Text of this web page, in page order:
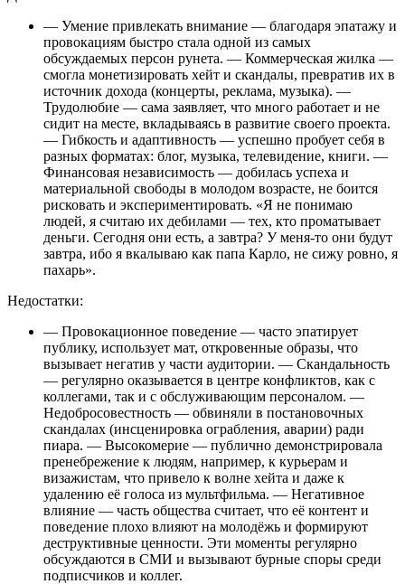
— Умение привлекать внимание — благодаря эпатажу и
провокациям быстро стала одной из самых
обсуждаемых персон рунета. — Коммерческая жилка —
смогла монетизировать хейт и скандалы, превратив их в
источник дохода (концерты, реклама, музыка). —
Трудолюбие — сама заявляет, что много работает и не
сидит на месте, вкладываясь в развитие своего проекта.
— Гибкость и адаптивность — успешно пробует себя в
разных форматах: блог, музыка, телевидение, книги. —
Финансовая независимость — добилась успеха и
материальной свободы в молодом возрасте, не боится
рисковать и экспериментировать. «Я не понимаю
людей, я считаю их дебилами — тех, кто проматывает
деньги. Сегодня они есть, а завтра? У меня-то они будут
завтра, ибо я вкалываю как папа Карло, не сижу ровно, я
пахарь».
Недостатки:
— Провокационное поведение — часто эпатирует
публику, использует мат, откровенные образы, что
вызывает негатив у части аудитории. — Скандальность
— регулярно оказывается в центре конфликтов, как с
коллегами, так и с обслуживающим персоналом. —
Недобросовестность — обвиняли в постановочных
скандалах (инсценировка ограбления, аварии) ради
пиара. — Высокомерие — публично демонстрировала
пренебрежение к людям, например, к курьерам и
визажистам, что привело к волне хейта и даже к
удалению её голоса из мультфильма. — Негативное
влияние — часть общества считает, что её контент и
поведение плохо влияют на молодёжь и формируют
деструктивные ценности. Эти моменты регулярно
обсуждаются в СМИ и вызывают бурные споры среди
подписчиков и коллег.